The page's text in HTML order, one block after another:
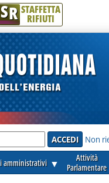
SR STAFFETTA
RIFIUTI
Non
amministrativi ▼
Attività
Parlamentare